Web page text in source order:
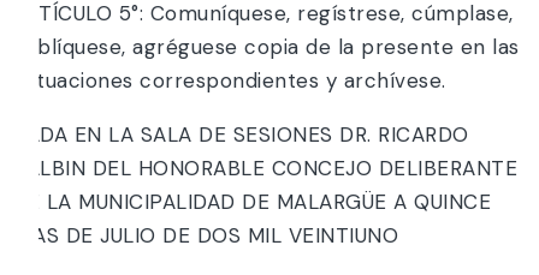
ARTÍCULO 5°: Comuníquese, regístrese, cúmplase,
publíquese, agréguese copia de la presente en las
actuaciones correspondientes y archívese.
DADA EN LA SALA DE SESIONES DR. RICARDO
BALBIN DEL HONORABLE CONCEJO DELIBERANTE
DE LA MUNICIPALIDAD DE MALARGÜE A QUINCE
DÍAS DE JULIO DE DOS MIL VEINTIUNO